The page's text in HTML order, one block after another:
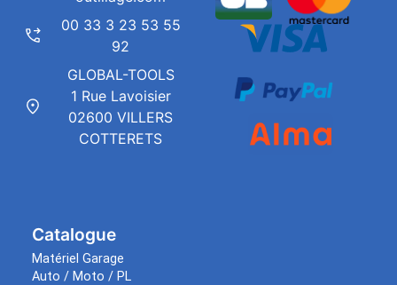
Catalogue
Matériel Garage
Auto / Moto / PL
00 33 3 23 53 55
92
GLOBAL-TOOLS
1 Rue Lavoisier
02600 VILLERS
COTTERETS